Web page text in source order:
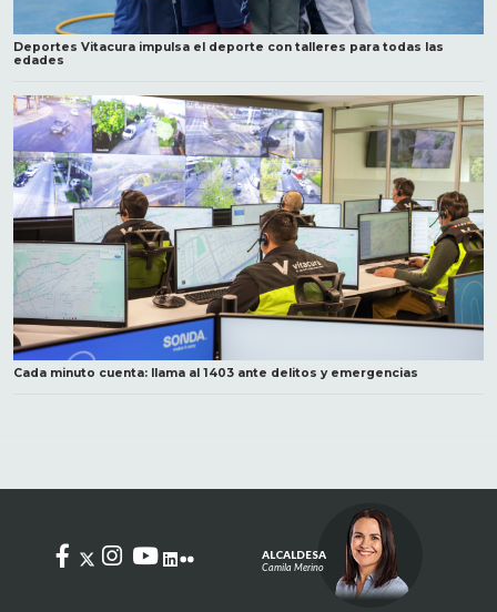
Deportes Vitacura impulsa el deporte con talleres para todas las
edades
Cada minuto cuenta: llama al 1403 ante delitos y emergencias
ALCALDESA
Camila Merino